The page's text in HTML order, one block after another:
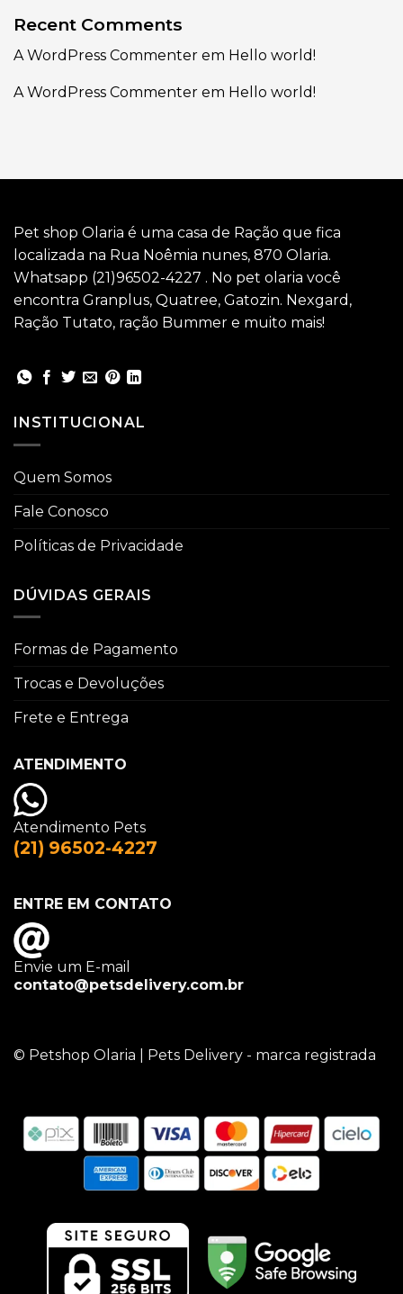
Recent Comments
A WordPress Commenter em Hello world!
A WordPress Commenter em Hello world!
Pet shop Olaria é uma casa de Ração que fica
localizada na Rua Noêmia nunes, 870 Olaria.
Whatsapp (21)96502-4227 . No pet olaria você
encontra Granplus, Quatree, Gatozin. Nexgard,
Ração Tutato, ração Bummer e muito mais!
INSTITUCIONAL
Quem Somos
Fale Conosco
Políticas de Privacidade
DÚVIDAS GERAIS
Formas de Pagamento
Trocas e Devoluções
Frete e Entrega
ATENDIMENTO
Atendimento Pets
(21) 96502-4227
ENTRE EM CONTATO
Envie um E-mail
contato@petsdelivery.com.br
© Petshop Olaria | Pets Delivery - marca registrada